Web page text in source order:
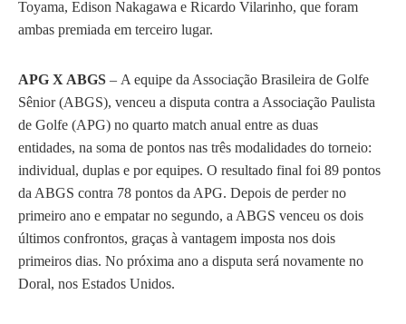
Toyama, Edison Nakagawa e Ricardo Vilarinho, que foram
ambas premiada em terceiro lugar.
APG X ABGS – A equipe da Associação Brasileira de Golfe
Sênior (ABGS), venceu a disputa contra a Associação Paulista
de Golfe (APG) no quarto match anual entre as duas
entidades, na soma de pontos nas três modalidades do torneio:
individual, duplas e por equipes. O resultado final foi 89 pontos
da ABGS contra 78 pontos da APG. Depois de perder no
primeiro ano e empatar no segundo, a ABGS venceu os dois
últimos confrontos, graças à vantagem imposta nos dois
primeiros dias. No próxima ano a disputa será novamente no
Doral, nos Estados Unidos.